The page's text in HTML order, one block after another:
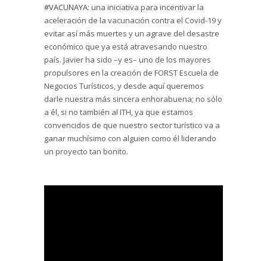
#VACUNAYA: una iniciativa para incentivar la
aceleración de la vacunación contra el Covid-19 y
evitar así más muertes y un agrave del desastre
económico que ya está atravesando nuestro
país. Javier ha sido –y es– uno de los mayores
propulsores en la creación de FORST Escuela de
Negocios Turísticos, y desde aquí queremos
darle nuestra más sincera enhorabuena; no sólo
a él, si no también al ITH, ya que estamos
convencidos de que nuestro sector turístico va a
ganar muchísimo con alguien como él liderando
un proyecto tan bonito.